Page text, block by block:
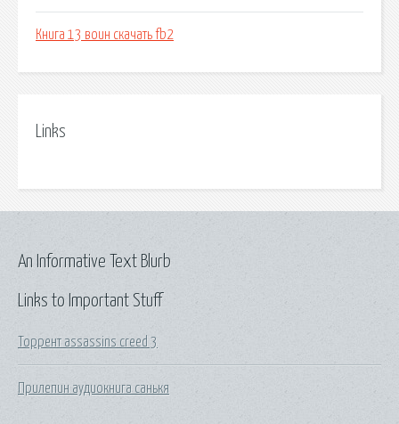
Книга 13 воин скачать fb2
Links
Links to Important Stuff
Торрент assassins creed 3
Прилепин аудиокнига санькя
An Informative Text Blurb